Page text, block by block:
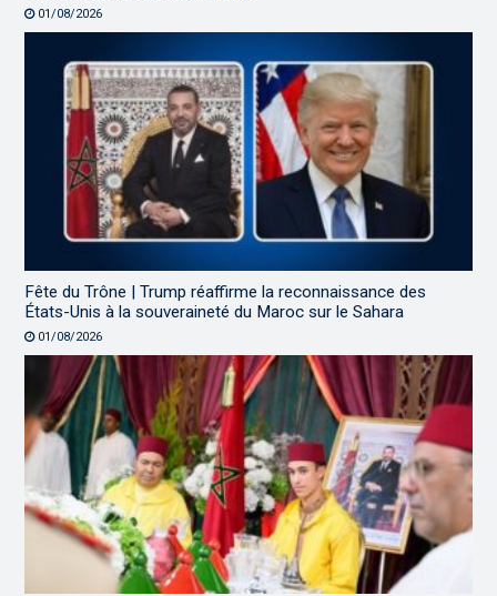
01/08/2026
Fête du Trône | Trump réaffirme la reconnaissance des
États-Unis à la souveraineté du Maroc sur le Sahara
01/08/2026